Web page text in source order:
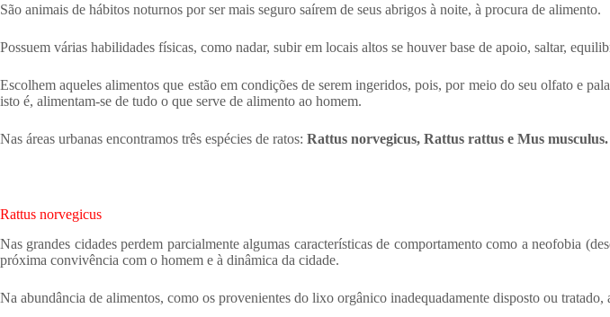
São animais de hábitos noturnos por ser mais seguro saírem de seus abrigos à noite, à procura de alimento.
Possuem várias habilidades físicas, como nadar, subir em locais altos se houver base de apoio, saltar,
Escolhem aqueles alimentos que estão em condições de serem ingeridos, pois, por meio do seu olfato e
isto é, alimentam-se de tudo o que serve de alimento ao homem.
Nas áreas urbanas encontramos três espécies de ratos: Rattus norvegicus, Rattus rattus e Mus musculus.
Rattus norvegicus
Nas grandes cidades perdem parcialmente algumas características de comportamento como a neofobia
próxima convivência com o homem e à dinâmica da cidade.
Na abundância de alimentos, como os provenientes do lixo orgânico inadequadamente disposto ou tratado,